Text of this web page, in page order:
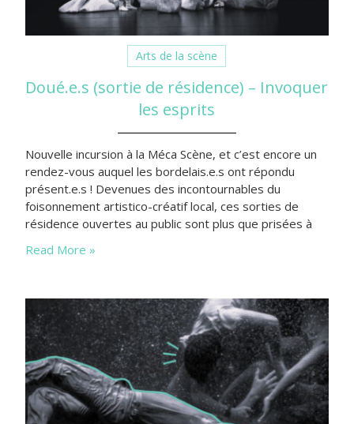
Arts de la scène
Doué.e.s (sortie de résidence) – Invoquer
les esprits
Nouvelle incursion à la Méca Scène, et c’est encore un
rendez-vous auquel les bordelais.e.s ont répondu
présent.e.s ! Devenues des incontournables du
foisonnement artistico-créatif local, ces sorties de
résidence ouvertes au public sont plus que prisées à
presque).
Read More »